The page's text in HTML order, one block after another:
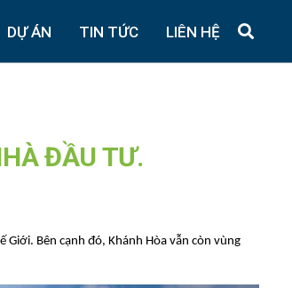
DỰ ÁN TIN TỨC LIÊN HỆ
ĐẦU TƯ.
Bên cạnh đó, Khánh Hòa vẫn còn vùng